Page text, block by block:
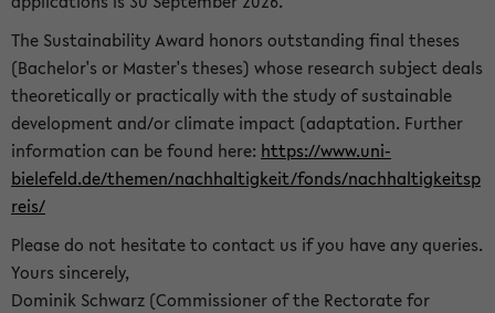
The Sustainability Award honors outstanding final theses
(Bachelor's or Master's theses) whose research subject deals
theoretically or practically with the study of sustainable
development and/or climate impact (adaptation. Further
information can be found here: https://www.uni-
bielefeld.de/themen/nachhaltigkeit/fonds/nachhaltigkeitsp
reis/
Please do not hesitate to contact us if you have any queries.
Yours sincerely,
Dominik Schwarz (Commissioner of the Rectorate for